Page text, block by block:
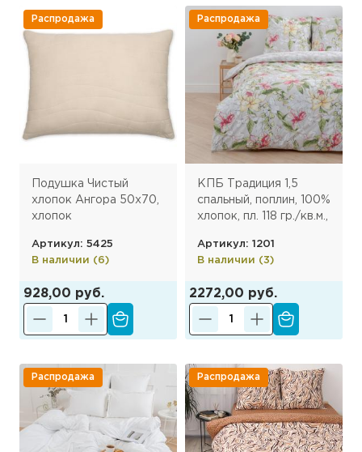
Распродажа
Подушка Чистый
хлопок Ангора 50х70,
хлопок
Артикул: 5425
В наличии (6)
928,00 руб.
Распродажа
КПБ Традиция 1,5
спальный, поплин, 100%
хлопок, пл. 118 гр./кв.м.,
Артикул: 1201
В наличии (3)
2272,00 руб.
Распродажа Распродажа